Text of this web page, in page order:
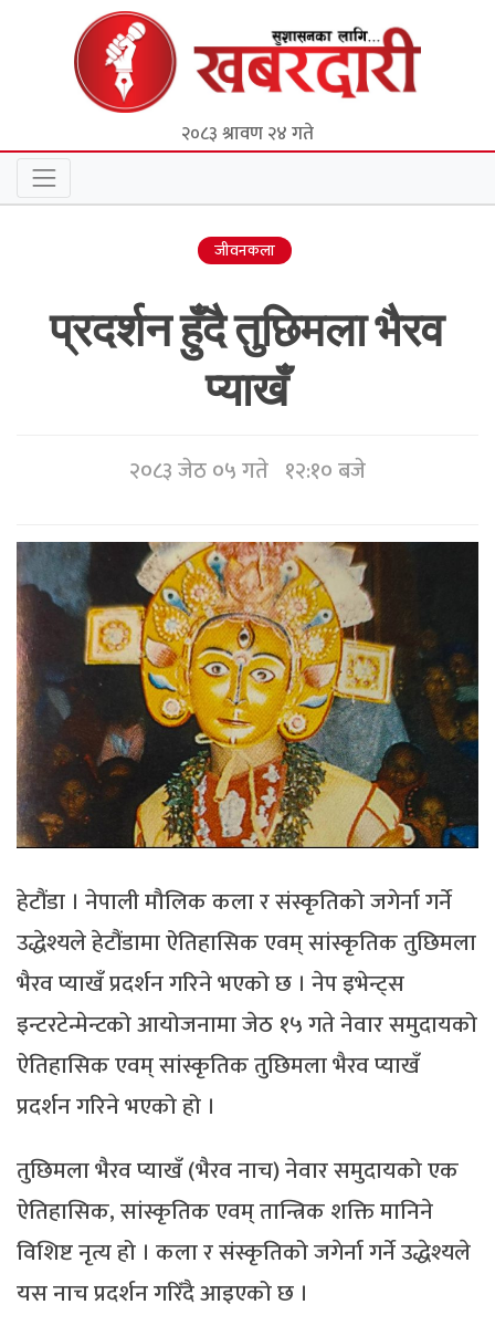
२०८३ श्रावण २४ गते
जीवनकला
प्रदर्शन हुँदै तुछिमला भैरव
प्याखँ
२०८३ जेठ ०५ गते १२:१० बजे
हेटौंडा । नेपाली मौलिक कला र संस्कृतिको जगेर्ना गर्ने
उद्धेश्यले हेटौंडामा ऐतिहासिक एवम् सांस्कृतिक तुछिमला
भैरव प्याखँ प्रदर्शन गरिने भएको छ । नेप इभेन्ट्स
इन्टरटेन्मेन्टको आयोजनामा जेठ १५ गते नेवार समुदायको
ऐतिहासिक एवम् सांस्कृतिक तुछिमला भैरव प्याखँ
प्रदर्शन गरिने भएको हो ।
तुछिमला भैरव प्याखँ (भैरव नाच) नेवार समुदायको एक
ऐतिहासिक, सांस्कृतिक एवम् तान्त्रिक शक्ति मानिने
विशिष्ट नृत्य हो । कला र संस्कृतिको जगेर्ना गर्ने उद्धेश्यले
यस नाच प्रदर्शन गरिँदै आइएको छ ।